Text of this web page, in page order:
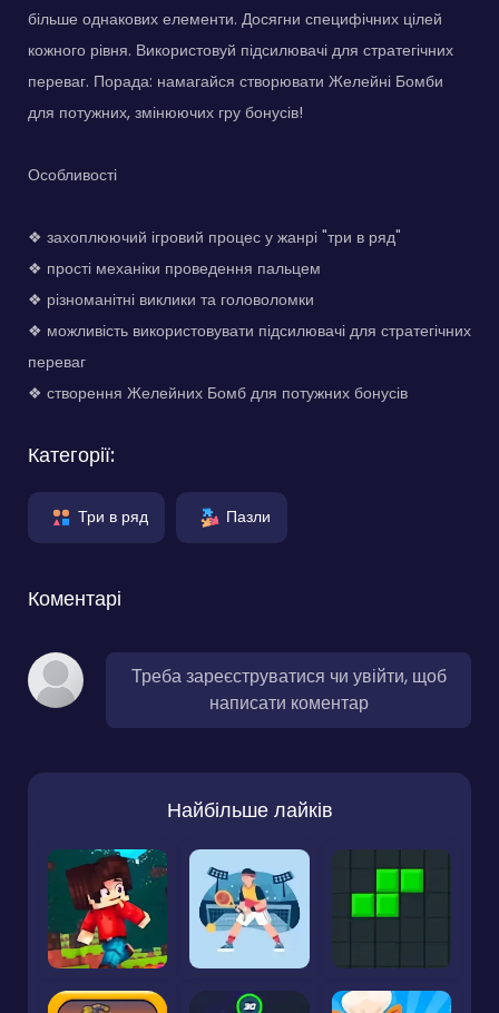
більше однакових елементи. Досягни специфічних цілей
кожного рівня. Використовуй підсилювачі для стратегічних
переваг. Порада: намагайся створювати Желейні Бомби
для потужних, змінюючих гру бонусів!
Особливості
❖ захоплюючий ігровий процес у жанрі "три в ряд"
❖ прості механіки проведення пальцем
❖ різноманітні виклики та головоломки
❖ можливість використовувати підсилювачі для стратегічних
переваг
❖ створення Желейних Бомб для потужних бонусів
Категорії:
Три в ряд Пазли
Коментарі
Треба зареєструватися чи увійти, щоб
написати коментар
Найбільше лайків